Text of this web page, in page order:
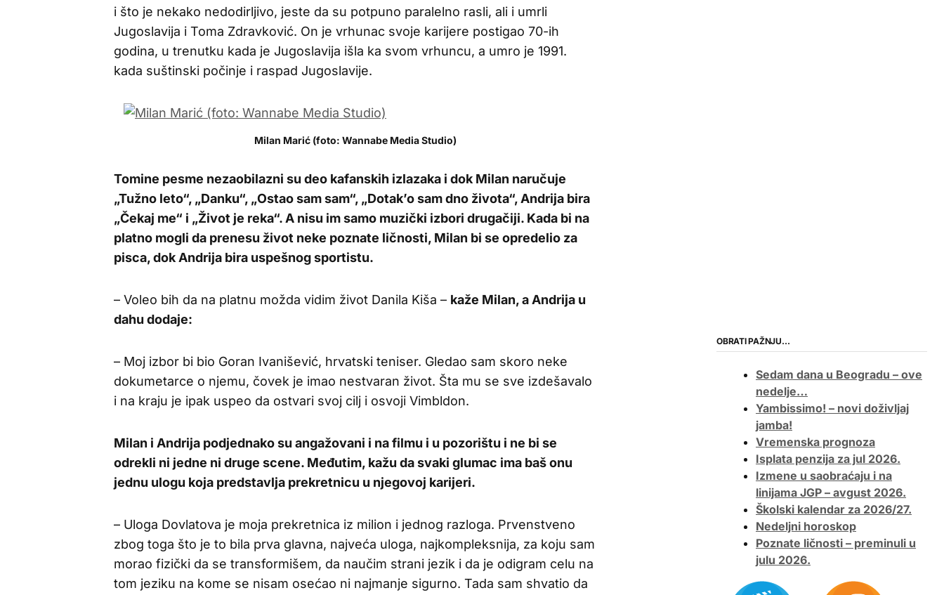
i što je nekako nedodirljivo, jeste da su potpuno paralelno rasli, ali i umrli
Jugoslavija i Toma Zdravković. On je vrhunac svoje karijere postigao 70-ih
godina, u trenutku kada je Jugoslavija išla ka svom vrhuncu, a umro je 1991.
kada suštinski počinje i raspad Jugoslavije.
Milan Marić (foto: Wannabe Media Studio)
Tomine pesme nezaobilazni su deo kafanskih izlazaka i dok Milan naručuje
„Tužno leto“, „Danku“, „Ostao sam sam“, „Dotak’o sam dno života“, Andrija bira
„Čekaj me“ i „Život je reka“. A nisu im samo muzički izbori drugačiji. Kada bi na
platno mogli da prenesu život neke poznate ličnosti, Milan bi se opredelio za
pisca, dok Andrija bira uspešnog sportistu.
– Voleo bih da na platnu možda vidim život Danila Kiša – kaže Milan, a Andrija u
dahu dodaje:
– Moj izbor bi bio Goran Ivanišević, hrvatski teniser. Gledao sam skoro neke
dokumetarce o njemu, čovek je imao nestvaran život. Šta mu se sve izdešavalo
i na kraju je ipak uspeo da ostvari svoj cilj i osvoji Vimbldon.
Milan i Andrija podjednako su angažovani i na filmu i u pozorištu i ne bi se
odrekli ni jedne ni druge scene. Međutim, kažu da svaki glumac ima baš onu
jednu ulogu koja predstavlja prekretnicu u njegovoj karijeri.
– Uloga Dovlatova je moja prekretnica iz milion i jednog razloga. Prvenstveno
zbog toga što je to bila prva glavna, najveća uloga, najkompleksnija, za koju sam
morao fizički da se transformišem, da naučim strani jezik i da je odigram celu na
tom jeziku na kome se nisam osećao ni najmanje sigurno. Tada sam shvatio da
OBRATI PAŽNJU…
Sedam dana u Beogradu – ove
nedelje…
Yambissimo! – novi doživljaj
jamba!
Vremenska prognoza
Isplata penzija za jul 2026.
Izmene u saobraćaju i na
linijama JGP – avgust 2026.
Školski kalendar za 2026/27.
Nedeljni horoskop
Poznate ličnosti – preminuli u
julu 2026.